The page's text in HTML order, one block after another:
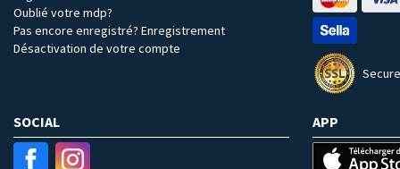
Oublié votre mdp?
Pas encore enregistré? Enregistrement
Désactivation de votre compte
SOCIAL APP